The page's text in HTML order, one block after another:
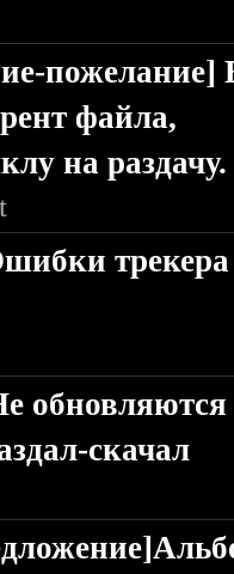
пожелание]
файла,
на раздачу.
обновляются
скачал